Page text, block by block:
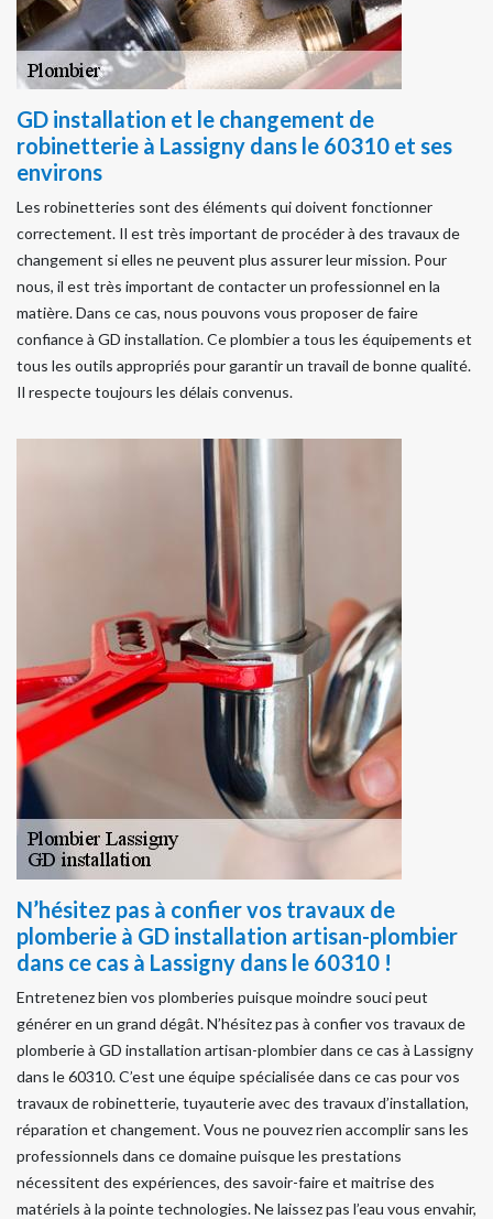
GD installation et le changement de
robinetterie à Lassigny dans le 60310 et ses
environs
Les robinetteries sont des éléments qui doivent fonctionner
correctement. Il est très important de procéder à des travaux de
changement si elles ne peuvent plus assurer leur mission. Pour
nous, il est très important de contacter un professionnel en la
matière. Dans ce cas, nous pouvons vous proposer de faire
confiance à GD installation. Ce plombier a tous les équipements et
tous les outils appropriés pour garantir un travail de bonne qualité.
Il respecte toujours les délais convenus.
N’hésitez pas à confier vos travaux de
plomberie à GD installation artisan-plombier
dans ce cas à Lassigny dans le 60310 !
Entretenez bien vos plomberies puisque moindre souci peut
générer en un grand dégât. N’hésitez pas à confier vos travaux de
plomberie à GD installation artisan-plombier dans ce cas à Lassigny
dans le 60310. C’est une équipe spécialisée dans ce cas pour vos
travaux de robinetterie, tuyauterie avec des travaux d’installation,
réparation et changement. Vous ne pouvez rien accomplir sans les
professionnels dans ce domaine puisque les prestations
nécessitent des expériences, des savoir-faire et maitrise des
matériels à la pointe technologies. Ne laissez pas l’eau vous envahir,